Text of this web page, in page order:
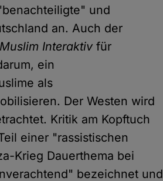
und
an. Auch der
Muslim Interaktivfür
ein
als
Der Westen wird
Kritik am Kopftuch
einer "rassistischen
Krieg Dauerthema bei
bezeichnet und